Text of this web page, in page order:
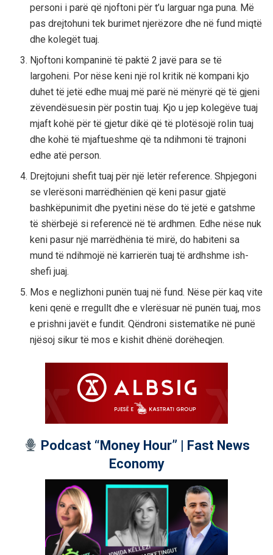
personi i parë që njoftoni për t’u larguar nga puna. Më
pas drejtohuni tek burimet njerëzore dhe në fund miqtë
dhe kolegët tuaj.
Njoftoni kompaninë të paktë 2 javë para se të
largoheni. Por nëse keni një rol kritik në kompani kjo
duhet të jetë edhe muaj më parë në mënyrë që të gjeni
zëvendësuesin për postin tuaj. Kjo u jep kolegëve tuaj
mjaft kohë për të gjetur dikë që të plotësojë rolin tuaj
dhe kohë të mjaftueshme që ta ndihmoni të trajnoni
edhe atë person.
Drejtojuni shefit tuaj për një letër reference. Shpjegoni
se vlerësoni marrëdhënien që keni pasur gjatë
bashkëpunimit dhe pyetini nëse do të jetë e gatshme
të shërbejë si referencë në të ardhmen. Edhe nëse nuk
keni pasur një marrëdhënia të mirë, do habiteni sa
mund të ndihmojë në karrierën tuaj të ardhshme ish-
shefi juaj.
Mos e neglizhoni punën tuaj në fund. Nëse për kaq vite
keni qenë e rregullt dhe e vlerësuar në punën tuaj, mos
e prishni javët e fundit. Qëndroni sistematike në punë
njësoj sikur të mos e kishit dhënë dorëheqjen.
Podcast “Money Hour” | Fast News
Economy